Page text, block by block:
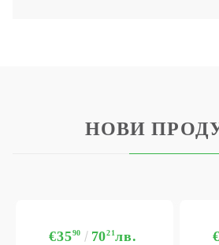
НОВИ
€3590 7021лв.